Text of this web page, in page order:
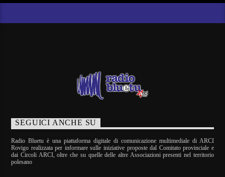
SEGUICI ANCHE SU
Radio Bluetu è una piattaforma digitale di comunicazione multimediale di ARCI
Rovigo realizzata per informare sulle iniziative proposte dal Comitato provinciale e
dai Circoli ARCI, oltre che su quelle delle altre Associazioni presenti nel territorio
polesano